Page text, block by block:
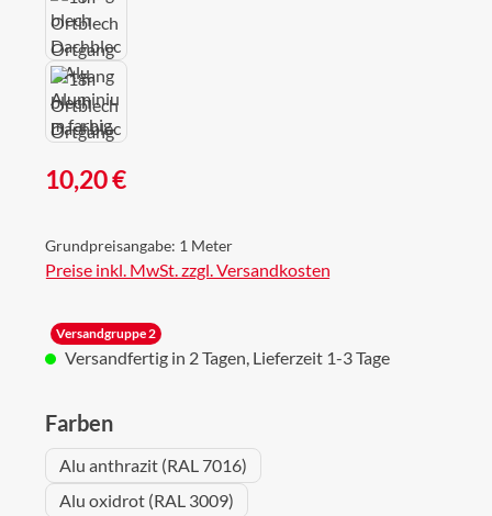
Regulärer Preis:
10,20 €
Grundpreisangabe: 1 Meter
Preise inkl. MwSt. zzgl. Versandkosten
Versandgruppe 2
Versandfertig in 2 Tagen, Lieferzeit 1-3 Tage
Farbenauswählen
Alu anthrazit (RAL 7016)
Alu oxidrot (RAL 3009)